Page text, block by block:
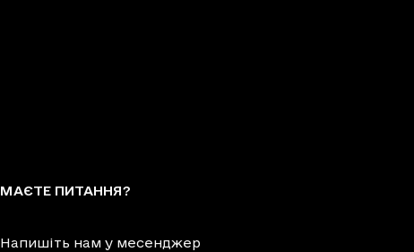
МАЄТЕ ПИТАННЯ?
Напишіть нам у месенджер